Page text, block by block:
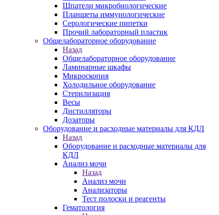
Шпатели микробиологические
Планшеты иммунологические
Серологические пипетки
Прочий лабораторный пластик
Общелабораторное оборудование
Назад
Общелабораторное оборудование
Ламинарные шкафы
Микроскопия
Холодильное оборудование
Стерилизация
Весы
Дистилляторы
Дозаторы
Оборудование и расходные материалы для КДЛ
Назад
Оборудование и расходные материалы для
КДЛ
Анализ мочи
Назад
Анализ мочи
Анализаторы
Тест полоски и реагенты
Гематология